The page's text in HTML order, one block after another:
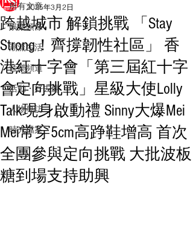
所有文章
娛樂頭條
潮流生活
音樂頻道
活動・好去處
人物專訪
時光檔案
跨越城市 解鎖挑戰 「Stay
Strong！齊撐韌性社區」 香
港紅十字會「第三屆紅十字
會定向挑戰」星級大使Lolly
Talk現身啟動禮 Sinny大爆Mei
Mei常穿5cm高踭鞋增高 首次
全團參與定向挑戰 大批波板
糖到場支持助興
2025年3月2日